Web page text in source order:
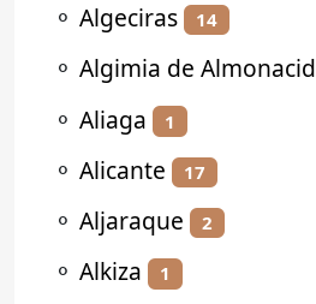
⚬ Algeciras 14
⚬ Algimia de Almonacid
⚬ Aliaga 1
⚬ Alicante 17
⚬ Aljaraque 2
⚬ Alkiza 1